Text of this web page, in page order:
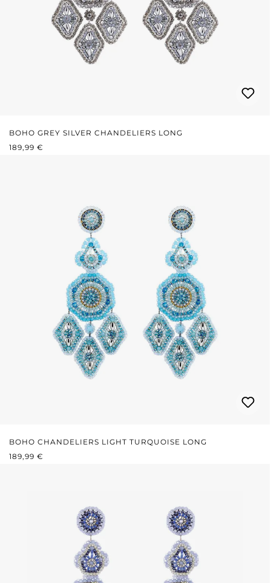
BOHO GREY SILVER CHANDELIERS LONG
REGULÄRER PREIS:
189,99 €
BOHO CHANDELIERS LIGHT TURQUOISE LONG
REGULÄRER PREIS:
189,99 €